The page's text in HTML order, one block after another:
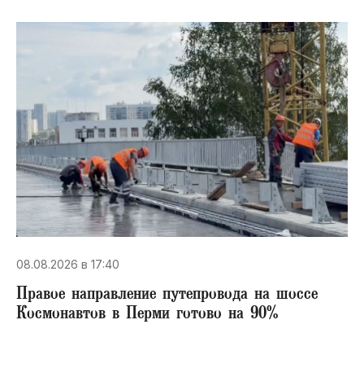
08.08.2026 в 17:40
Правое направление путепровода на шоссе
Космонавтов в Перми готово на 90%